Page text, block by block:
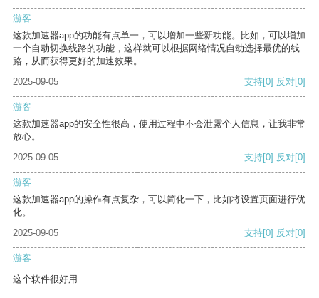
游客
这款加速器app的功能有点单一，可以增加一些新功能。比如，可以增加
一个自动切换线路的功能，这样就可以根据网络情况自动选择最优的线
路，从而获得更好的加速效果。
2025-09-05
支持[0] 反对[0]
游客
这款加速器app的安全性很高，使用过程中不会泄露个人信息，让我非常
放心。
2025-09-05
支持[0] 反对[0]
游客
这款加速器app的操作有点复杂，可以简化一下，比如将设置页面进行优
化。
2025-09-05
支持[0] 反对[0]
游客
这个软件很好用